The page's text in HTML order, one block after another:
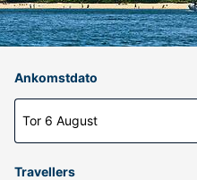
Ankomstdato
Tor 6 August
Travellers